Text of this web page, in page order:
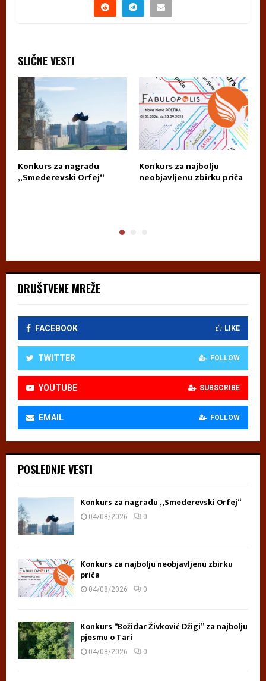
SLIČNE VESTI
Konkurs za nagradu
„Smederevski Orfej“
Konkurs za najbolju
neobjavljenu zbirku priča
DRUŠTVENE MREŽE
FACEBOOK LIKE
TWITTER FOLLOW
YOUTUBE SUBSCRIBE
EMAIL FOLLOW
POSLEDNJE VESTI
Konkurs za nagradu „Smederevski Orfej“
04/08/2026 0
Konkurs za najbolju neobjavljenu zbirku
priča
04/08/2026 0
Konkurs “Božidar Živković Džigi” za najbolju
pjesmu o Tari
04/08/2026 0